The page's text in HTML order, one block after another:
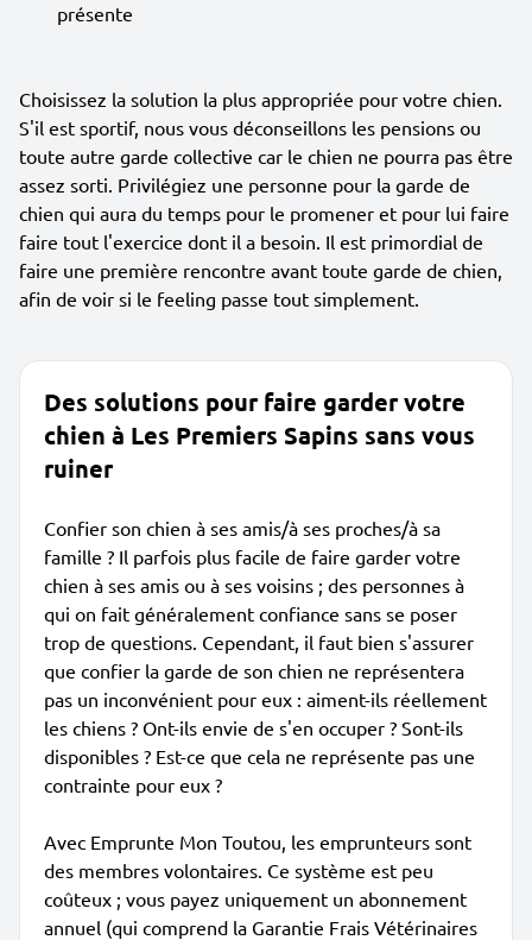
présente
Choisissez la solution la plus appropriée pour votre chien.
S'il est sportif, nous vous déconseillons les pensions ou
toute autre garde collective car le chien ne pourra pas être
assez sorti. Privilégiez une personne pour la garde de
chien qui aura du temps pour le promener et pour lui faire
faire tout l'exercice dont il a besoin. Il est primordial de
faire une première rencontre avant toute garde de chien,
afin de voir si le feeling passe tout simplement.
Des solutions pour faire garder votre
chien à Les Premiers Sapins sans vous
ruiner
Confier son chien à ses amis/à ses proches/à sa
famille ? Il parfois plus facile de faire garder votre
chien à ses amis ou à ses voisins ; des personnes à
qui on fait généralement confiance sans se poser
trop de questions. Cependant, il faut bien s'assurer
que confier la garde de son chien ne représentera
pas un inconvénient pour eux : aiment-ils réellement
les chiens ? Ont-ils envie de s'en occuper ? Sont-ils
disponibles ? Est-ce que cela ne représente pas une
contrainte pour eux ?
Avec Emprunte Mon Toutou, les emprunteurs sont
des membres volontaires. Ce système est peu
coûteux ; vous payez uniquement un abonnement
annuel (qui comprend la Garantie Frais Vétérinaires